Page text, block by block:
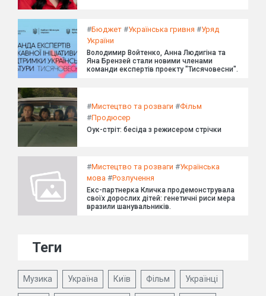
#Бюджет #Українська гривня #Уряд
України
Володимир Войтенко, Анна Людигіна та
Яна Брензей стали новими членами
команди експертів проекту "Тисячовесни".
#Мистецтво та розваги #Фільм
#Продюсер
Оук-стріт: бесіда з режисером стрічки
#Мистецтво та розваги #Українська
мова #Розлучення
Екс-партнерка Кличка продемонструвала
своїх дорослих дітей: генетичні риси мера
вразили шанувальників.
Теги
Музика Україна Київ Фільм Українці